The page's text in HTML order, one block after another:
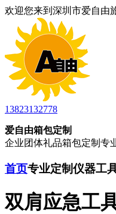
欢迎您来到深圳市爱自由
13823132778
爱自由箱包定制
企业团体礼品箱包定制专
首页专业定制仪器工
双肩应急工